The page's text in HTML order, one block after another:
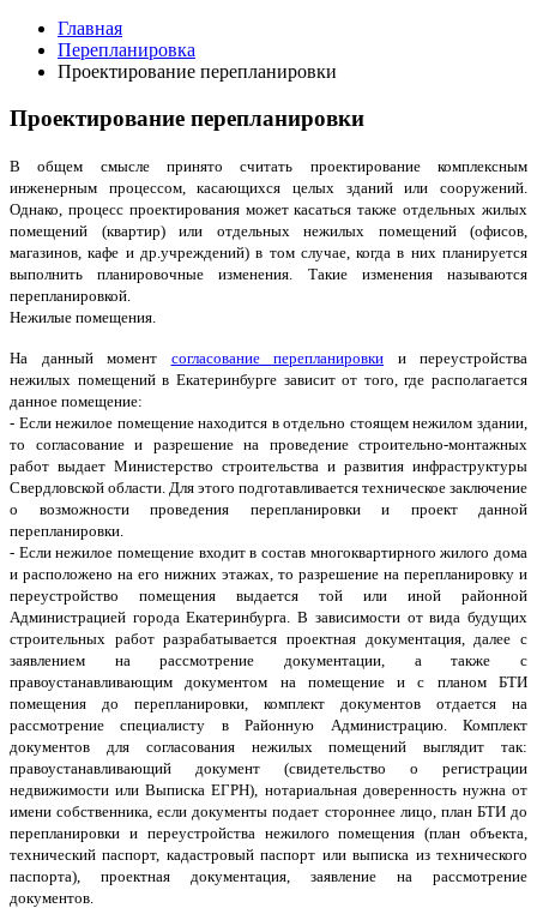
Главная
Перепланировка
Проектирование перепланировки
Проектирование перепланировки
В общем смысле принято считать проектирование комплексным
инженерным процессом, касающихся целых зданий или сооружений.
Однако, процесс проектирования может касаться также отдельных жилых
помещений (квартир) или отдельных нежилых помещений (офисов,
магазинов, кафе и др.учреждений) в том случае, когда в них планируется
выполнить планировочные изменения. Такие изменения называются
перепланировкой.
Нежилые помещения.
На данный момент согласование перепланировки и переустройства
нежилых помещений в Екатеринбурге зависит от того, где располагается
данное помещение:
- Если нежилое помещение находится в отдельно стоящем нежилом здании,
то согласование и разрешение на проведение строительно-монтажных
работ выдает Министерство строительства и развития инфраструктуры
Свердловской области. Для этого подготавливается техническое заключение
о возможности проведения перепланировки и проект данной
перепланировки.
- Если нежилое помещение входит в состав многоквартирного жилого дома
и расположено на его нижних этажах, то разрешение на перепланировку и
переустройство помещения выдается той или иной районной
Администрацией города Екатеринбурга. В зависимости от вида будущих
строительных работ разрабатывается проектная документация, далее с
заявлением на рассмотрение документации, а также с
правоустанавливающим документом на помещение и с планом БТИ
помещения до перепланировки, комплект документов отдается на
рассмотрение специалисту в Районную Администрацию. Комплект
документов для согласования нежилых помещений выглядит так:
правоустанавливающий документ (свидетельство о регистрации
недвижимости или Выписка ЕГРН), нотариальная доверенность нужна от
имени собственника, если документы подает стороннее лицо, план БТИ до
перепланировки и переустройства нежилого помещения (план объекта,
технический паспорт, кадастровый паспорт или выписка из технического
паспорта), проектная документация, заявление на рассмотрение
документов.